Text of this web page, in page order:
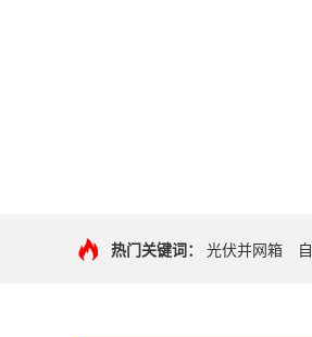
热门关键词： 光伏并网箱